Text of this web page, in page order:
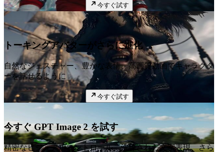
今すぐ試す
注目
トーキングアバターがさらに進化
自然なジェスチャー、豊かな表情、高画質動画でキャラクタ
ーを話せるように
今すぐ試す
今すぐ GPT Image 2 を試す
精密なビジュアルコントロール、洗練された文字表現、さら